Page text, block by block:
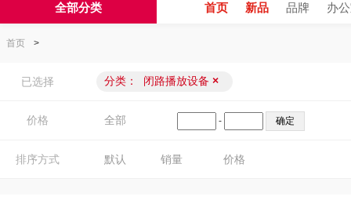
全部分类 首页 新品 品牌 办
首页 >
已选择 分类： 闭路播放设备 ×
价格 全部 -
排序方式 默认 销量 价格